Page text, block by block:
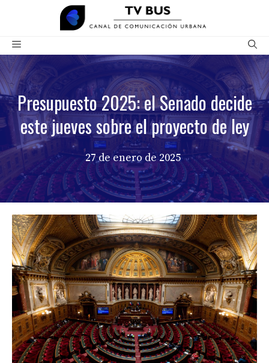
contenido
Menú
Presupuesto 2025: el Senado decide
este jueves sobre el proyecto de ley
27 de enero de 2025